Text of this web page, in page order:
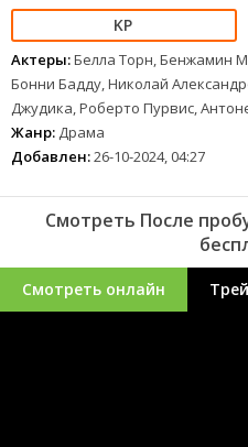
Актеры:Белла Торн, Бенжамин
Бонни Бадду, Николай
Джудика, Роберто Пурвис,
Жанр: Драма
Добавлен:26-10-2024, 04:27
Смотреть После
Смотреть онлайн